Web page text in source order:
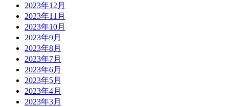
2023年12月
2023年11月
2023年10月
2023年9月
2023年8月
2023年7月
2023年6月
2023年5月
2023年4月
2023年3月